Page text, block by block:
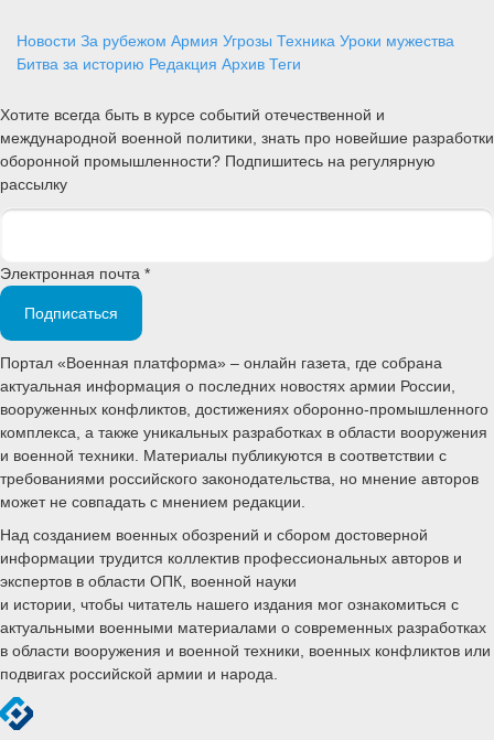
Новости За рубежом Армия Угрозы Техника Уроки мужества
Битва за историю Редакция Архив Теги
Хотите всегда быть в курсе событий отечественной и
международной военной политики, знать про новейшие разработки
оборонной промышленности? Подпишитесь на регулярную
рассылку
Электронная почта *
Подписаться
Портал «Военная платформа» – онлайн газета, где собрана
актуальная информация о последних новостях армии России,
вооруженных конфликтов, достижениях оборонно-промышленного
комплекса, а также уникальных разработках в области вооружения
и военной техники. Материалы публикуются в соответствии с
требованиями российского законодательства, но мнение авторов
может не совпадать с мнением редакции.
Над созданием военных обозрений и сбором достоверной
информации трудится коллектив профессиональных авторов и
экспертов в области ОПК, военной науки
и истории, чтобы читатель нашего издания мог ознакомиться с
актуальными военными материалами о современных разработках
в области вооружения и военной техники, военных конфликтов или
подвигах российской армии и народа.